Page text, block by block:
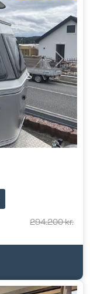
Next
294.200 kr.